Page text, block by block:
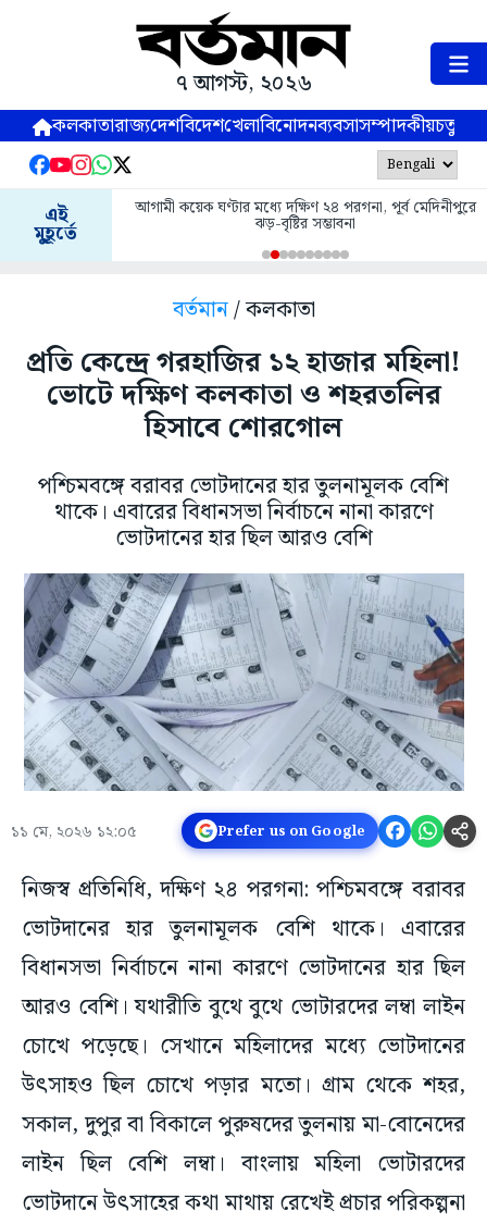
৭ আগস্ট, ২০২৬
কলকাতারাজ্যদেশবিদেশখেলাবিনোদনব্যবসাসম্পাদকীয়
এই
মুহূর্তে
আগামী কয়েক ঘণ্টার মধ্যে দক্ষিণ ২৪ পরগনা, পূর্ব মেদিনীপুরে
ঝড়-বৃষ্টির সম্ভাবনা
বর্তমান/ কলকাতা
প্রতি কেন্দ্রে গরহাজির ১২ হাজার মহিলা!
ভোটে দক্ষিণ কলকাতা ও শহরতলির
হিসাবে শোরগোল
পশ্চিমবঙ্গে বরাবর ভোটদানের হার তুলনামূলক বেশি
থাকে। এবারের বিধানসভা নির্বাচনে নানা কারণে
ভোটদানের হার ছিল আরও বেশি
১১ মে, ২০২৬ ১২:০৫ Prefer us on Google
নিজস্ব প্রতিনিধি, দক্ষিণ ২৪ পরগনা: পশ্চিমবঙ্গে বরাবর
ভোটদানের হার তুলনামূলক বেশি থাকে। এবারের
বিধানসভা নির্বাচনে নানা কারণে ভোটদানের হার ছিল
আরও বেশি। যথারীতি বুথে বুথে ভোটারদের লম্বা লাইন
চোখে পড়েছে। সেখানে মহিলাদের মধ্যে ভোটদানের
উৎসাহও ছিল চোখে পড়ার মতো। গ্রাম থেকে শহর,
সকাল, দুপুর বা বিকালে পুরুষদের তুলনায় মা-বোনেদের
লাইন ছিল বেশি লম্বা। বাংলায় মহিলা ভোটারদের
ভোটদানে উৎসাহের কথা মাথায় রেখেই প্রচার পরিকল্পনা